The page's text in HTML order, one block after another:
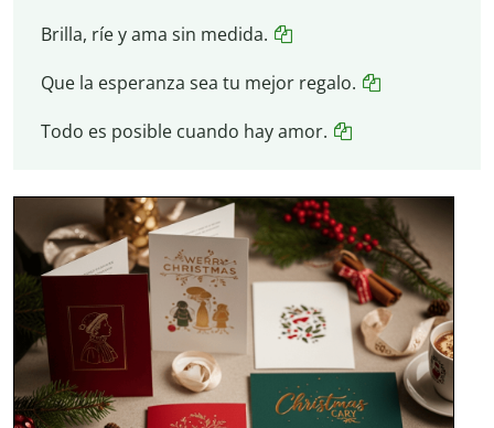
Brilla, ríe y ama sin medida.
Que la esperanza sea tu mejor regalo.
Todo es posible cuando hay amor.